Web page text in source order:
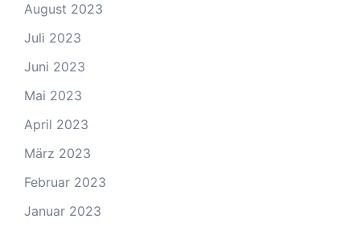
August 2023
Juli 2023
Juni 2023
Mai 2023
April 2023
März 2023
Februar 2023
Januar 2023